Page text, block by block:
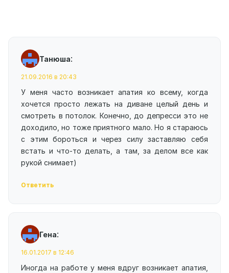
Танюша:
21.09.2016 в 20:43
У меня часто возникает апатия ко всему, когда
хочется просто лежать на диване целый день и
смотреть в потолок. Конечно, до депресси это не
доходило, но тоже приятного мало. Но я стараюсь
с этим бороться и через силу заставляю себя
встать и что-то делать, а там, за делом все как
рукой снимает)
Ответить
Гена:
16.01.2017 в 12:46
Иногда на работе у меня вдруг возникает апатия,